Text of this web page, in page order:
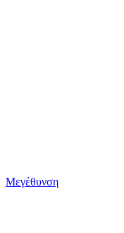
Μεγέθυνση